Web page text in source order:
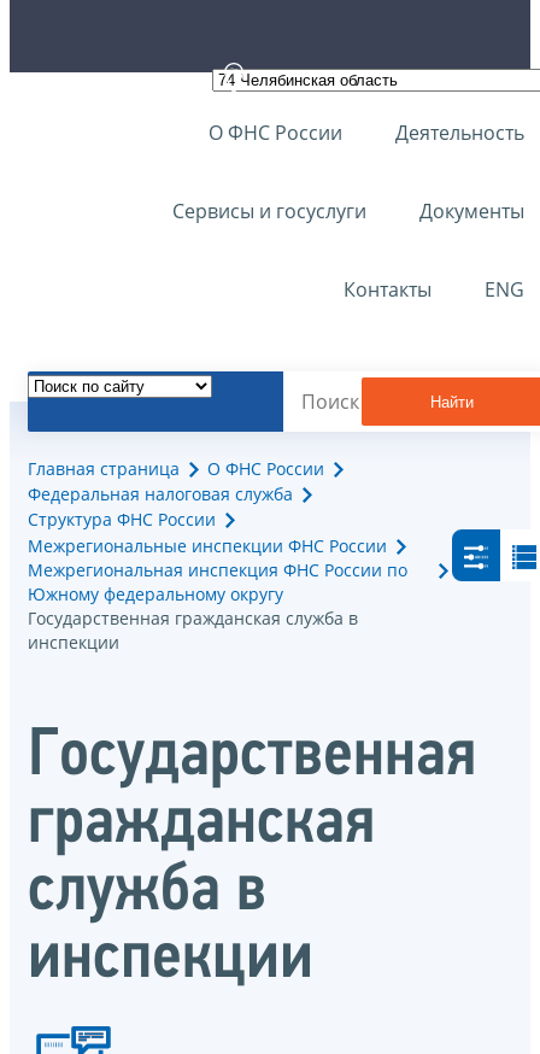
О ФНС России Деятельность
Сервисы и госуслуги Документы
Контакты ENG
Найти
Главная страница
О ФНС России
Федеральная налоговая служба
Структура ФНС России
Межрегиональные инспекции ФНС России
Межрегиональная инспекция ФНС России по
Южному федеральному округу
Государственная гражданская служба в
инспекции
Государственная
гражданская
служба в
инспекции